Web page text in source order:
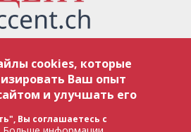
Швейцарии об авторском праве и
Полное или частичное использование
разрешения редакции. В случае полного
материалов сайта rusaccent.ch,
на конкретный заимствованный
редакцией rusaccent.ch, являются
Полное или частичное
cookies, которые
Ваш опыт
и улучшать его
Вы соглашаетесь с